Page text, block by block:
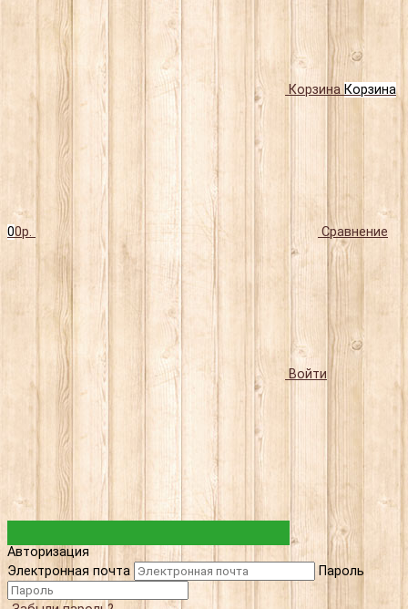
Корзина Корзина
00р. Сравнение
Войти
Авторизация
Электронная почта
Пароль